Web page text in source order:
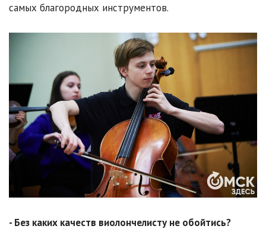
самых благородных инструментов.
- Без каких качеств виолончелисту не обойтись?